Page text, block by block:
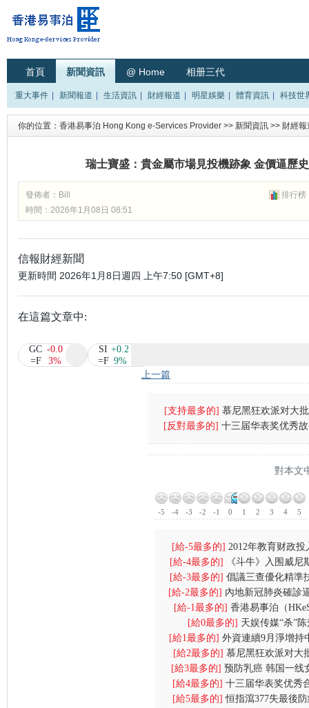
首頁 新聞資訊 @ Home 相册三代
重大事件 新聞報道 生活資訊 財經報道 明星娛樂 體育資訊 科技世
你的位置： 香港易事泊 Hong Kong e-Services Provider >> 新聞資訊 >> 財經報
瑞士寶盛：貴金屬市場見投機跡象 金價逼歷
排行榜
發佈者： Bill
時間：2026年1月08日 08:51
信報財經新聞
更新時間 2026年1月8日週四 上午7:50 [GMT+8]
在這篇文章中:
GC
=F
-0.0
3%
SI
=F
+0.2
9%
[支持最多的] 慕尼黑狂欢派对大
(图)
[反對最多的] 十三届华表奖优秀
强台风
對本文
-5 -4 -3 -2 -1 0 1 2 3 4 5
[給-5最多的]2012年教育财政投
财政支出首位
[給-4最多的]
《斗牛》入围威
戏受伤一
[給-3最多的] 倡議三查優化精準
中港學生
[給-2最多的] 內地新冠肺炎確診
逾2000人
[給-1最多的] 香港易事泊（
（eLink）”项目
[給0最多的] 天娱传媒“杀”
[給1最多的] 外資連續9月淨增持
幣資產
[給2最多的]慕尼黑狂欢派对大
(图)
[給3最多的]预防乳癌 韩国一线
(图)
[給4最多的]十三届华表奖优秀
江七号
[給5最多的]恒指瀉377失最後
上一篇